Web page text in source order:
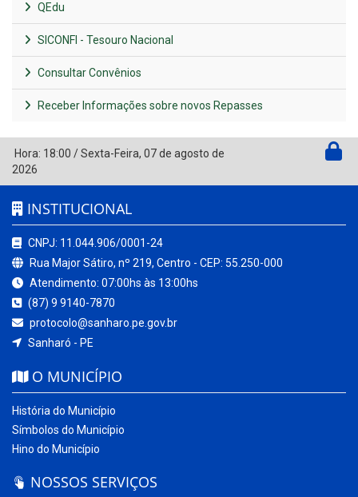
QEdu
SICONFI - Tesouro Nacional
Consultar Convênios
Receber Informações sobre novos Repasses
Hora: 18:00 /Sexta-Feira, 07 de agosto de
2026
INSTITUCIONAL
CNPJ: 11.044.906/0001-24
Rua Major Sátiro, nº 219, Centro - CEP: 55.250-000
Atendimento: 07:00hs às 13:00hs
(87) 9 9140-7870
protocolo@sanharo.pe.gov.br
Sanharó - PE
O MUNICÍPIO
História do Município
Símbolos do Município
Hino do Município
NOSSOS SERVIÇOS